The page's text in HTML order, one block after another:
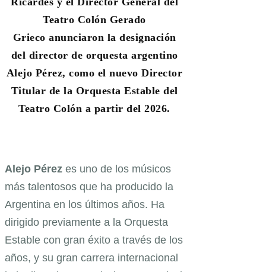
Teatro Colón Gerado
Grieco anunciaron la designación
del director de orquesta argentino
Alejo Pérez, como el nuevo Director
Titular de la Orquesta Estable del
Teatro Colón a partir del 2026.
Alejo Pérez es uno de los músicos
más talentosos que ha producido la
Argentina en los últimos años. Ha
dirigido previamente a la Orquesta
Estable con gran éxito a través de los
años, y su gran carrera internacional